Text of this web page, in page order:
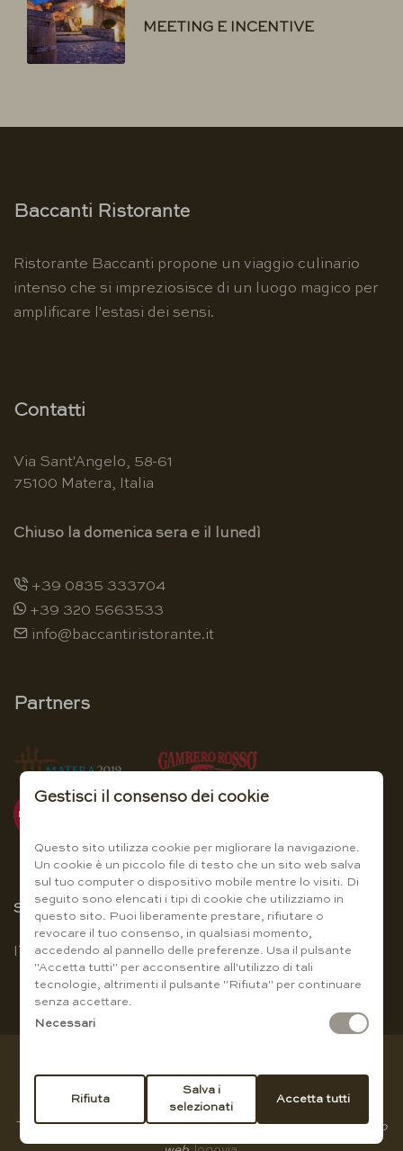
MEETING E INCENTIVE
Baccanti Ristorante
Ristorante Baccanti propone un viaggio culinario
intenso che si impreziosisce di un luogo magico per
amplificare l'estasi dei sensi.
Contatti
Via Sant'Angelo, 58-61
75100 Matera, Italia
Chiuso la domenica sera e il lunedì
+39 0835 333704
+39 320 5663533
info@baccantiristorante.it
Partners
Scegli la lingua
|EN
Copyright © Baccanti Ristorante di Sergio E. Guanti - P.IVA
01007210774
Tutti i diritti riservati |privacy policy | Cookie Policy |sviluppo
Gestisci il consenso dei cookie
Questo sito utilizza cookie per migliorare la navigazione.
Un cookie è un piccolo file di testo che un sito web salva
sul tuo computer o dispositivo mobile mentre lo visiti. Di
seguito sono elencati i tipi di cookie che utilizziamo in
questo sito. Puoi liberamente prestare, rifiutare o
revocare il tuo consenso, in qualsiasi momento,
accedendo al pannello delle preferenze. Usa il pulsante
"Accetta tutti" per acconsentire all'utilizzo di tali
tecnologie, altrimenti il pulsante "Rifiuta" per continuare
senza accettare.
Necessari
Rifiuta
Salva i
selezionati
Accetta tutti